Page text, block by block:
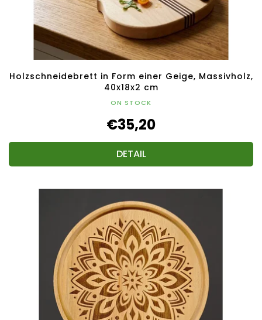
Holzschneidebrett in Form einer Geige, Massivholz,
40x18x2 cm
ON STOCK
€35,20
DETAIL